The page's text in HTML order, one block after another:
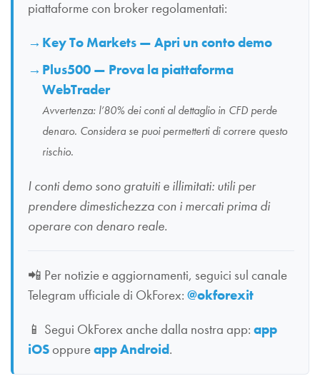
piattaforme con broker regolamentati:
Key To Markets — Apri un conto demo
Plus500 — Prova la piattaforma
WebTrader
Avvertenza: l’80% dei conti al dettaglio in CFD perde
denaro. Considera se puoi permetterti di correre questo
rischio.
I conti demo sono gratuiti e illimitati: utili per
prendere dimestichezza con i mercati prima di
operare con denaro reale.
📲 Per notizie e aggiornamenti, seguici sul canale
Telegram ufficiale di OkForex: @okforexit
📱 Segui OkForex anche dalla nostra app: app
iOSoppureapp Android.